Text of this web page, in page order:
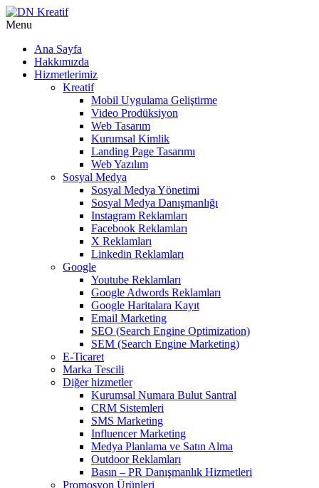
Menu
Ana Sayfa
Hakkımızda
Hizmetlerimiz
Kreatif
Mobil Uygulama Geliştirme
Video Prodüksiyon
Web Tasarım
Kurumsal Kimlik
Landing Page Tasarımı
Web Yazılım
Sosyal Medya
Sosyal Medya Yönetimi
Sosyal Medya Danışmanlığı
Instagram Reklamları
Facebook Reklamları
X Reklamları
Linkedin Reklamları
Google
Youtube Reklamları
Google Adwords Reklamları
Google Haritalara Kayıt
Email Marketing
SEO (Search Engine Optimization)
SEM (Search Engine Marketing)
E-Ticaret
Marka Tescili
Diğer hizmetler
Kurumsal Numara Bulut Santral
CRM Sistemleri
SMS Marketing
Influencer Marketing
Medya Planlama ve Satın Alma
Outdoor Reklamları
Basın – PR Danışmanlık Hizmetleri
Promosyon Ürünleri